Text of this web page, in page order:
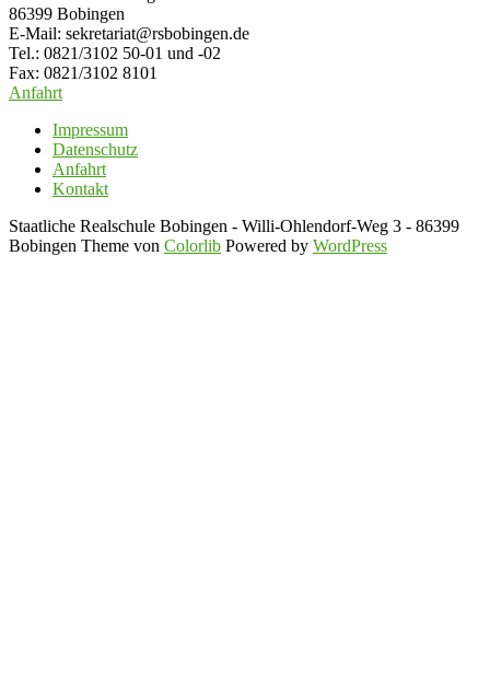
86399 Bobingen
E-Mail: sekretariat@rsbobingen.de
Tel.: 0821/3102 50-01 und -02
Fax: 0821/3102 8101
Anfahrt
Impressum
Datenschutz
Anfahrt
Kontakt
Staatliche Realschule Bobingen - Willi-Ohlendorf-Weg 3 - 86399
Bobingen Theme von Colorlib Powered by WordPress